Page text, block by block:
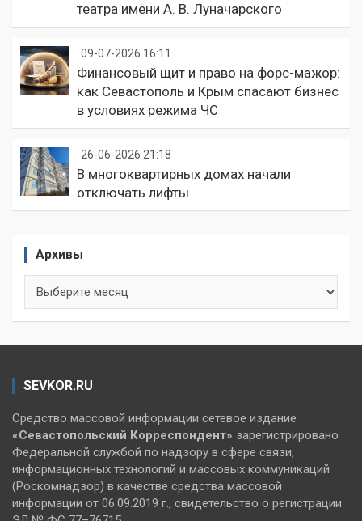
театра имени А. В. Луначарского
09-07-2026 16:11
Финансовый щит и право на форс-мажор:
как Севастополь и Крым спасают бизнес
в условиях режима ЧС
26-06-2026 21:18
В многоквартирных домах начали
отключать лифты
Архивы
SEVKOR.RU
Средство массовой информации сетевое издание
«Севастопольский Корреспондент» зарегистрировано
Федеральной службой по надзору в сфере связи,
информационных технологий и массовых коммуникаций
(Роскомнадзор) в качестве средства массовой
информации от 06.09.2019 г., свидетельство о регистрации